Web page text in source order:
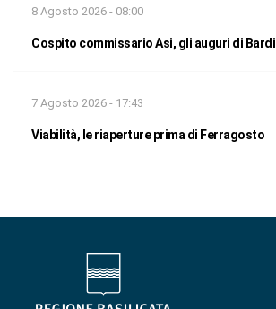
8 Agosto 2026 - 08:00
Cospito commissario Asi, gli auguri di Bardi
7 Agosto 2026 - 17:43
Viabilità, le riaperture prima di Ferragosto